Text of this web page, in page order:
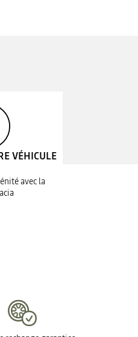
VÉHICULE
avec la